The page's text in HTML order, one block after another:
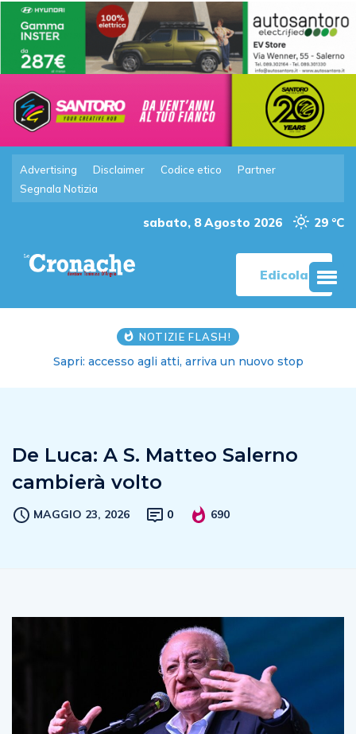
Advertising Disclaimer Codice etico
Partner
Segnala Notizia
sabato, 8 Agosto 2026 29 °C
Edicola
NOTIZIE FLASH!
Sapri: accesso agli atti, arriva un nuovo stop
De Luca: A S. Matteo Salerno
cambierà volto
MAGGIO 23, 2026 0 690